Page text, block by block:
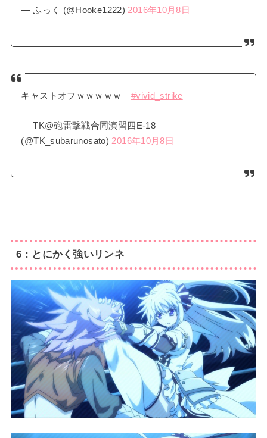
— ふっく (@Hooke1222)2016年10月8日
キャストオフｗｗｗｗｗ #vivid_strike
— TK@砲雷撃戦合同演習四E-18
(@TK_subarunosato) 2016年10月8日
6：とにかく強いリンネ